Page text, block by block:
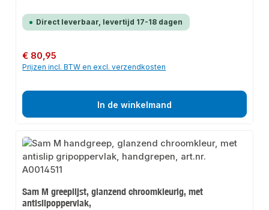
Direct leverbaar, levertijd 17-18 dagen
Normale prijs:
€ 80,95
Prijzen incl. BTW en excl. verzendkosten
In de winkelmand
Sam M greeplijst, glanzend chroomkleurig, met
antislipoppervlak,